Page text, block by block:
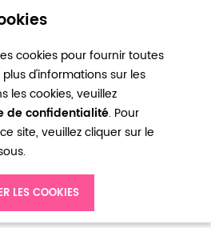
cookies pour fournir toutes
d'informations sur les
les cookies, veuillez
de confidentialité. Pour
site, veuillez cliquer sur le
LES COOKIES
0
client